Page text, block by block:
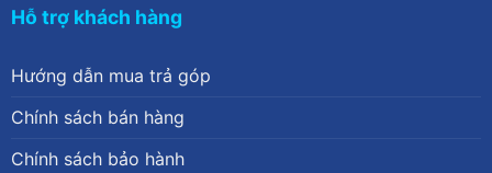
Hỗ trợ khách hàng
Hướng dẫn mua trả góp
Chính sách bán hàng
Chính sách bảo hành